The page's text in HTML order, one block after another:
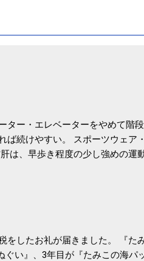
ター・エレベーターをやめて階
ば続けやすい。 スポーツウェア
、早歩き程度の少し強めの運
くても効果があるという。 正
脂肪肝、毎日３０分の早歩きで
をしたお礼が届きました。 『た
ぐい』、3年目が『たみこの海パ